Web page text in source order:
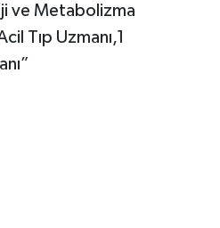
ve Metabolizma
Tıp Uzmanı,1